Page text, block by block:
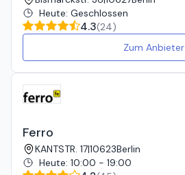
Heute: Geschlossen
4.3(24)
Zum Anbieter
Ferro
KANTSTR. 17|10623Berlin
Heute: 10:00 - 19:00